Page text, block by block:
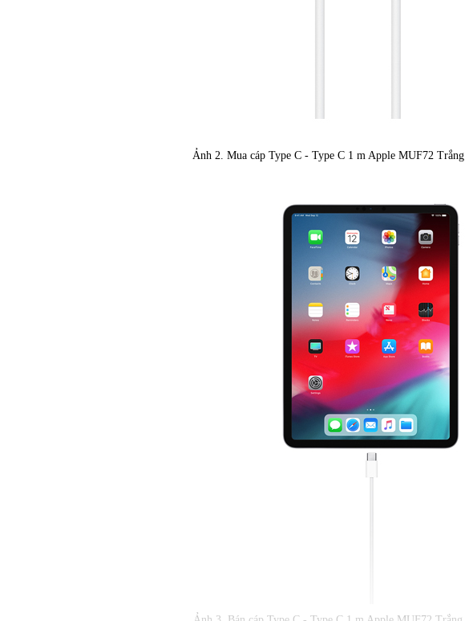
Ảnh 2. Mua cáp Type C - Type C 1 m Apple MUF72 Trắng